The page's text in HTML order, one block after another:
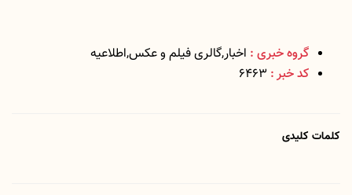
گروه خبری : اخبار,گالری فیلم و عکس,اطلاعیه
کد خبر : 6463
کلمات کلیدی